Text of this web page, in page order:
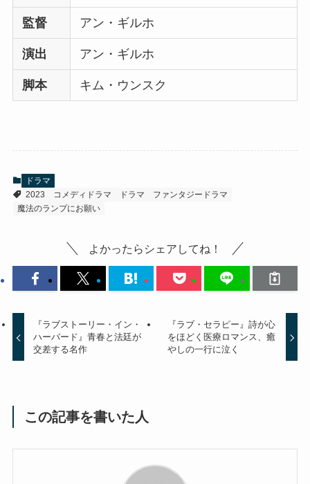
監督 アン・ギルホ
演出 アン・ギルホ
脚本 キム・ウンスク
ドラマ
2023
コメディドラマ ドラマ
ファンタジードラマ
魔法のランプにお願い
よかったらシェアしてね！
『ラブストーリー・イン・
ハーバード』青春と法廷が
交差する名作
『ラブ・セラピー』詩が心
をほどく医療ロマンス、癒
やしの一行に泣く
この記事を書いた人